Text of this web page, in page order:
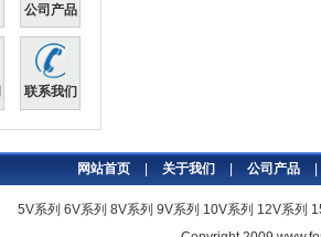
公司产品
联系我们
网站首页 关于我们 公司产品
5V系列 6V系列 8V系列 9V系列 10V系列 12V系列